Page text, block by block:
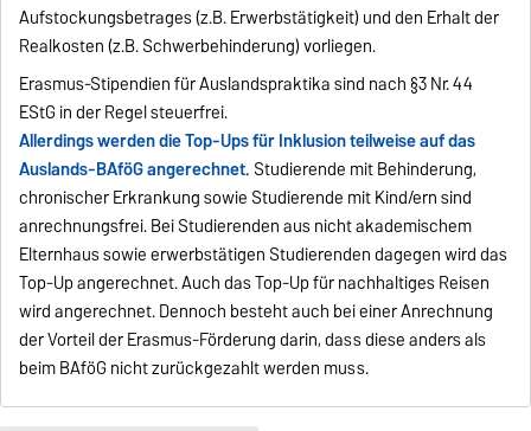
Aufstockungsbetrages (z.B. Erwerbstätigkeit) und den Erhalt der
Realkosten (z.B. Schwerbehinderung) vorliegen.
Erasmus-Stipendien für Auslandspraktika sind nach §3 Nr. 44
EStG in der Regel steuerfrei.
Allerdings werden die Top-Ups für Inklusionteilweise auf das
Auslands-BAföG angerechnet. Studierende mit Behinderung,
chronischer Erkrankung sowie Studierende mit Kind/ern sind
anrechnungsfrei. Bei Studierenden aus nicht akademischem
Elternhaus sowie erwerbstätigen Studierenden dagegen wird das
Top-Up angerechnet. Auch das Top-Up für nachhaltiges Reisen
wird angerechnet. Dennoch besteht auch bei einer Anrechnung
der Vorteil der Erasmus-Förderung darin, dass diese anders als
beim BAföG nicht zurückgezahlt werden muss.